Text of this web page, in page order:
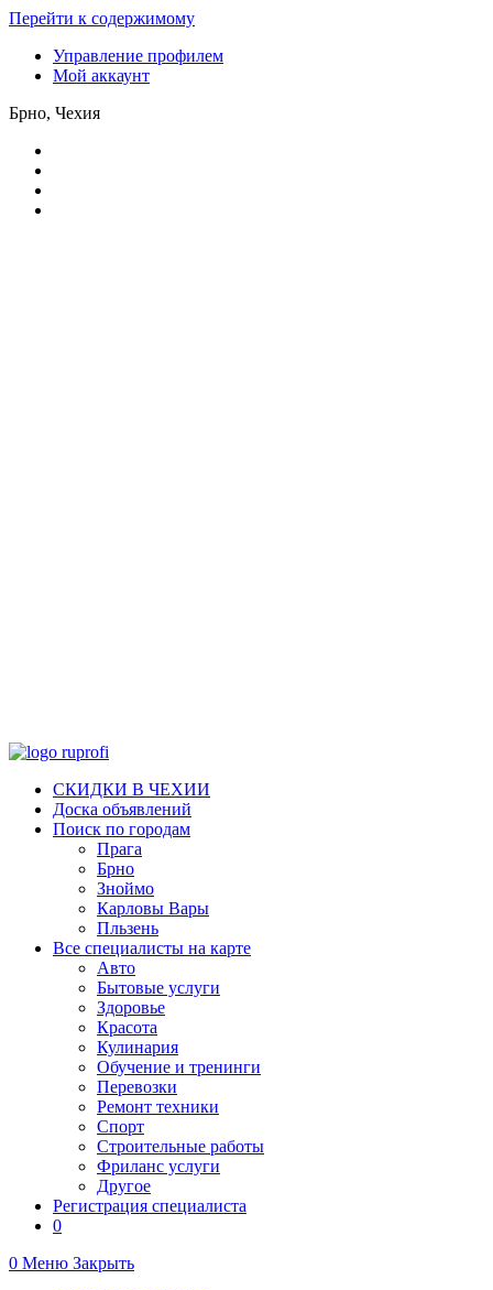
Перейти к содержимому
Управление профилем
Мой аккаунт
Брно, Чехия
СКИДКИ В ЧЕХИИ
Доска объявлений
Поиск по городам
Прага
Брно
Зноймо
Карловы Вары
Пльзень
Все специалисты на карте
Авто
Бытовые услуги
Здоровье
Красота
Кулинария
Обучение и тренинги
Перевозки
Ремонт техники
Спорт
Строительные работы
Фриланс услуги
Другое
Регистрация специалиста
0
0 Меню Закрыть